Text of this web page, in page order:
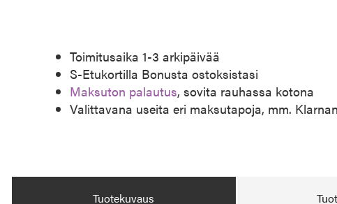
Toimitusaika 1-3 arkipäivää
S-Etukortilla Bonusta ostoksistasi
Maksuton palautus, sovita rauhassa kotona
Valittavana useita eri maksutapoja, mm.
Tuotekuvaus